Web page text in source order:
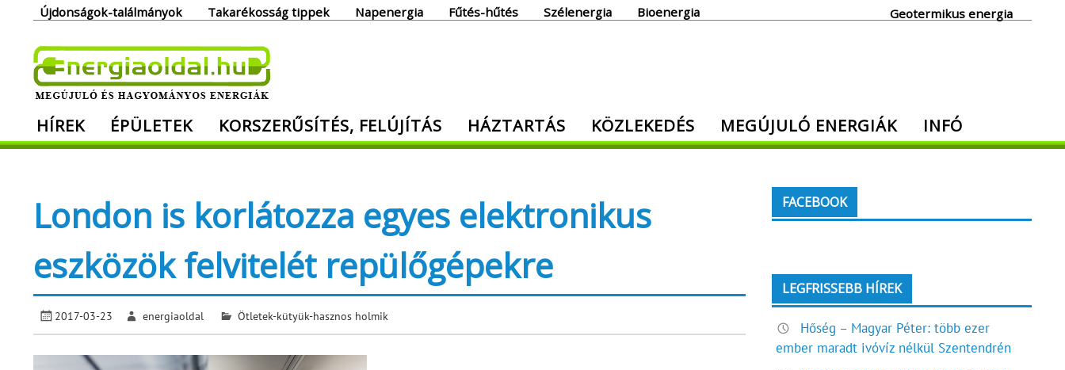
Újdonságok-találmányok Takarékosság tippek Napenergia Fűtés-hűtés Szélenergia Bioenergia Geotermikus energia
Megújuló és hagyományos energiák. Minden, ami energia!
HÍREK ÉPÜLETEK KORSZERŰSÍTÉS, FELÚJÍTÁS HÁZTARTÁS KÖZLEKEDÉS MEGÚJULÓ ENERGIÁK INFÓ
London is korlátozza egyes elektronikus
eszközök felvitelét repülőgépekre
2017-03-23 energiaoldal Ötletek-kütyük-hasznos holmik
FACEBOOK
LEGFRISSEBB HÍREK
Hőség – Magyar Péter: több ezer
ember maradt ivóvíz nélkül Szentendrén